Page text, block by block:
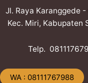
Jl. Raya Karanggede -
Kec. Miri, Kabupaten
Telp.
​WA : 08111767988